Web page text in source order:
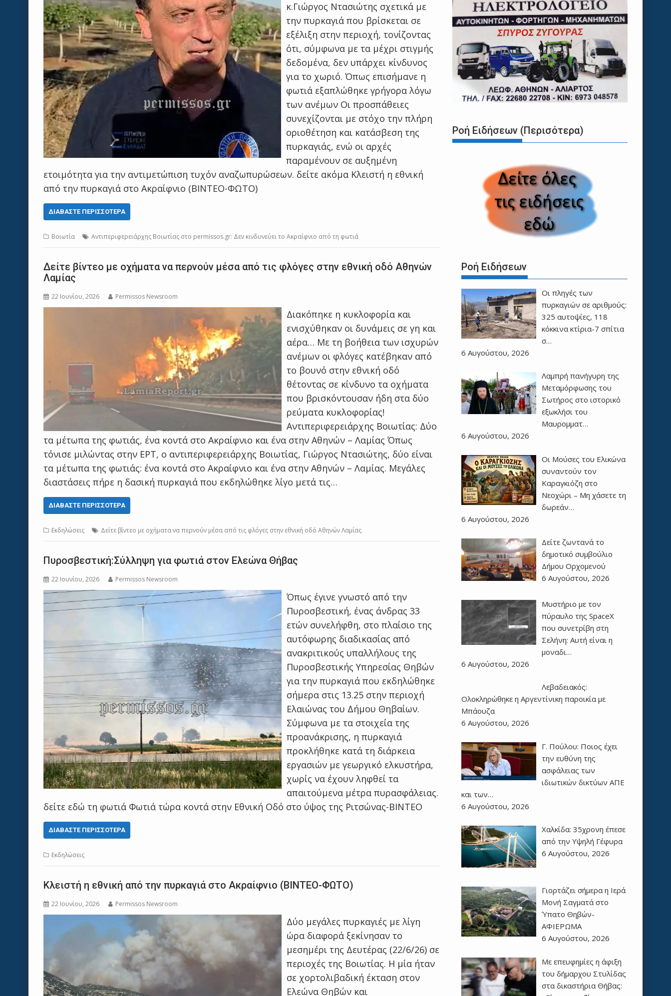
κ.Γιώργος Ντασιώτης σχετικά με
την πυρκαγιά που βρίσκεται σε
εξέλιξη στην περιοχή, τονίζοντας
ότι, σύμφωνα με τα μέχρι στιγμής
δεδομένα, δεν υπάρχει κίνδυνος
για το χωριό. Όπως επισήμανε η
φωτιά εξαπλώθηκε γρήγορα λόγω
των ανέμων Οι προσπάθειες
συνεχίζονται με στόχο την πλήρη
οριοθέτηση και κατάσβεση της
πυρκαγιάς, ενώ οι αρχές
παραμένουν σε αυξημένη
ετοιμότητα για την αντιμετώπιση τυχόν αναζωπυρώσεων. δείτε ακόμα Κλειστή η εθνική
από την πυρκαγιά στο Ακραίφνιο (ΒΙΝΤΕΟ-ΦΩΤΟ)
ΔΙΑΒΆΣΤΕ ΠΕΡΙΣΣΌΤΕΡΑ
Βοιωτία Αντιπεριφερειάρχης Βοιωτίας στο permissos.gr: Δεν κινδυνεύει το Ακραίφνιο από τη φωτιά
Δείτε βίντεο με οχήματα να περνούν μέσα από τις φλόγες στην εθνική οδό Aθηνών
Λαμίας
22 Ιουνίου, 2026 Permissos Newsroom
Διακόπηκε η κυκλοφορία και
ενισχύθηκαν οι δυνάμεις σε γη και
αέρα… Με τη βοήθεια των ισχυρών
ανέμων οι φλόγες κατέβηκαν από
το βουνό στην εθνική οδό
θέτοντας σε κίνδυνο τα οχήματα
που βρισκόντουσαν ήδη στα δύο
ρεύματα κυκλοφορίας!
Αντιπεριφερειάρχης Βοιωτίας: Δύο
τα μέτωπα της φωτιάς, ένα κοντά στο Ακραίφνιο και ένα στην Αθηνών – Λαμίας Όπως
τόνισε μιλώντας στην ΕΡΤ, ο αντιπεριφερειάρχης Βοιωτίας, Γιώργος Ντασιώτης, δύο είναι
τα μέτωπα της φωτιάς: ένα κοντά στο Ακραίφνιο και ένα στην Αθηνών – Λαμίας. Μεγάλες
διαστάσεις πήρε η δασική πυρκαγιά που εκδηλώθηκε λίγο μετά τις…
ΔΙΑΒΆΣΤΕ ΠΕΡΙΣΣΌΤΕΡΑ
Εκδηλώσεις Δείτε βίντεο με οχήματα να περνούν μέσα από τις φλόγες στην εθνική οδό Aθηνών Λαμίας
Πυροσβεστική:Σύλληψη για φωτιά στον Ελεώνα Θήβας
22 Ιουνίου, 2026 Permissos Newsroom
Όπως έγινε γνωστό από την
Πυροσβεστική, ένας άνδρας 33
ετών συνελήφθη, στο πλαίσιο της
αυτόφωρης διαδικασίας από
ανακριτικούς υπαλλήλους της
Πυροσβεστικής Υπηρεσίας Θηβών
για την πυρκαγιά που εκδηλώθηκε
σήμερα στις 13.25 στην περιοχή
Ελαιώνας του Δήμου Θηβαίων.
Σύμφωνα με τα στοιχεία της
προανάκρισης, η πυρκαγιά
προκλήθηκε κατά τη διάρκεια
εργασιών με γεωργικό ελκυστήρα,
χωρίς να έχουν ληφθεί τα
απαιτούμενα μέτρα πυρασφάλειας.
δείτε εδώ τη φωτιά Φωτιά τώρα κοντά στην Εθνική Οδό στο ύψος της Ριτσώνας-ΒΙΝΤΕΟ
ΔΙΑΒΆΣΤΕ ΠΕΡΙΣΣΌΤΕΡΑ
Εκδηλώσεις
Κλειστή η εθνική από την πυρκαγιά στο Ακραίφνιο (ΒΙΝΤΕΟ-ΦΩΤΟ)
22 Ιουνίου, 2026 Permissos Newsroom
Δύο μεγάλες πυρκαγιές με λίγη
ώρα διαφορά ξεκίνησαν το
μεσημέρι της Δευτέρας (22/6/26) σε
περιοχές της Βοιωτίας. Η μία ήταν
σε χορτολιβαδική έκταση στον
Ελεώνα Θηβών και
Ροή Ειδήσεων (Περισότερα)
Ροή Ειδήσεων
Οι πληγές των
πυρκαγιών σε αριθμούς:
325 αυτοψίες, 118
κόκκινα κτίρια-7 σπίτια
σ…
6 Αυγούστου, 2026
Λαμπρή πανήγυρη της
Μεταμόρφωσης του
Σωτήρος στο ιστορικό
εξωκλήσι του
Μαυρομματ…
6 Αυγούστου, 2026
Οι Μούσες του Ελικώνα
συναντούν τον
Καραγκιόζη στο
Νεοχώρι – Μη χάσετε τη
δωρεάν…
6 Αυγούστου, 2026
Δείτε ζωντανά το
δημοτικό συμβούλιο
Δήμου Ορχομενού
6 Αυγούστου, 2026
Μυστήριο με τον
πύραυλο της SpaceX
που συνετρίβη στη
Σελήνη: Αυτή είναι η
μοναδι…
6 Αυγούστου, 2026
Λεβαδειακός:
Ολοκληρώθηκε η Αργεντίνικη παροικία με
Μπάουζα
6 Αυγούστου, 2026
Γ. Πούλου: Ποιος έχει
την ευθύνη της
ασφάλειας των
ιδιωτικών δικτύων ΑΠΕ
και των…
6 Αυγούστου, 2026
Χαλκίδα: 35χρονη έπεσε
από την Υψηλή Γέφυρα
6 Αυγούστου, 2026
Γιορτάζει σήμερα η Ιερά
Μονή Σαγματά στο
Ύπατο Θηβών-
ΑΦΙΕΡΩΜΑ
6 Αυγούστου, 2026
Με επευφημίες η άφιξη
του δήμαρχου Στυλίδας
στα δικαστήρια Θήβας: